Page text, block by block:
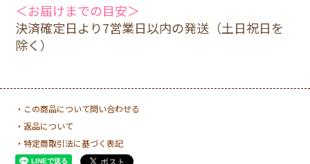
＜お届けまでの目安＞
決済確定日より7営業日以内の発送（土日祝日を
除く）
・この商品について問い合わせる
・返品について
・特定商取引法に基づく表記